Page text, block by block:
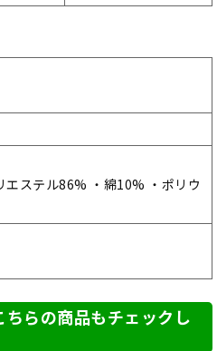
ステル86% ・綿10% ・ポリウ
らの商品もチェックし